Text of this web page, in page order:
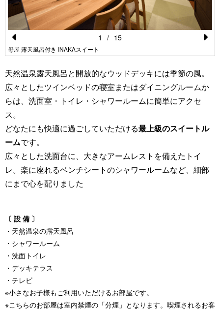
Pr
vi
o
u
s
母屋 露天風呂付き INAKAスイート
xt
1 / 15
天然温泉露天風呂と開放的なウッドデッキには季節の風。
広々としたツインベッドの寝室またはダイニングルームか
らは、洗面室・トイレ・シャワールームに簡単にアクセ
ス。
どなたにも快適に過ごしていただける最上級のスイートル
ームです。
広々とした洗面台に、大きなアームレストを備えたトイ
レ。楽に座れるベンチシートのシャワールームなど、細部
にまで心を配りました
〔 設 備 〕
・天然温泉の露天風呂
・シャワールーム
・洗面トイレ
・デッキテラス
・テレビ
※小さなお子様もご利用いただけるお部屋です。
※こちらのお部屋は室内禁煙の「分煙」となります。喫煙されるお客